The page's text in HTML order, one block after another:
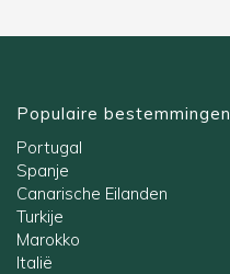
Populaire bestemmingen
Portugal
Spanje
Canarische Eilanden
Turkije
Marokko
Italië